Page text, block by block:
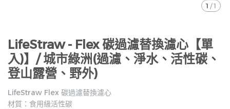
1 /1
LifeStraw - Flex 碳過濾替換濾心【單
入)】/ 城市綠洲(過濾、淨水、活性碳、
登山露營、野外)
LifeStraw Flex 碳過濾替換濾心
材質：食用級活性碳